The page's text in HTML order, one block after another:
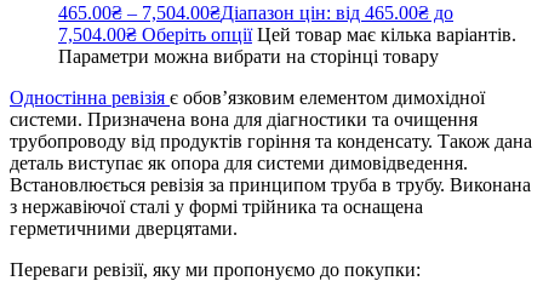
465.00₴ – 7,504.00₴Діапазон цін: від 465.00₴ до
7,504.00₴ Оберіть опції Цей товар має кілька варіантів.
Параметри можна вибрати на сторінці товару
Одностінна ревізія є обов’язковим елементом димохідної
системи. Призначена вона для діагностики та очищення
трубопроводу від продуктів горіння та конденсату. Також дана
деталь виступає як опора для системи димовідведення.
Встановлюється ревізія за принципом труба в трубу. Виконана
з нержавіючої сталі у формі трійника та оснащена
герметичними дверцятами.
Переваги ревізії, яку ми пропонуємо до покупки: